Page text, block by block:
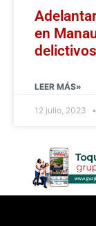
en
delictivos
LEER MÁS»
12 julio, 2023